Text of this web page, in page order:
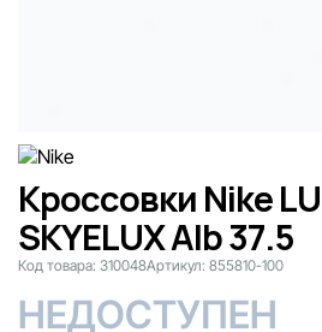
Кроссовки Nike
SKYELUX Alb 37.5
Код товара: 310048Артикул: 855810-100
НЕДОСТУПЕН